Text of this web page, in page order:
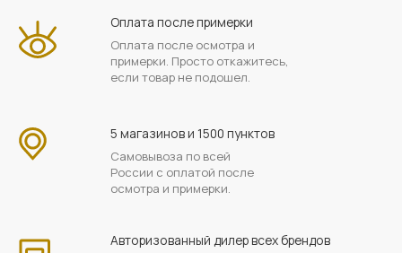
Оплата после примерки
Оплата после осмотра и
примерки. Просто откажитесь,
если товар не подошел.
5 магазинов и 1500 пунктов
Самовывоза по всей
России с оплатой после
осмотра и примерки.
Авторизованный дилер всех брендов